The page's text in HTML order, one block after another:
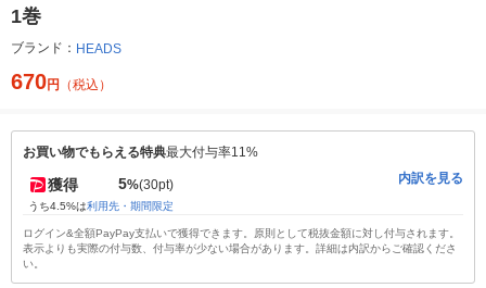
1巻
ブランド： HEADS
670円 （税込）
お買い物でもらえる特典最大付与率11%
獲得 5%(30pt)
うち4.5%は利用先・期間限定
内訳を見る
ログイン&全額PayPay支払いで獲得できます。原則として税抜金額に対し付与されます。
表示よりも実際の付与数、付与率が少ない場合があります。詳細は内訳からご確認くださ
い。